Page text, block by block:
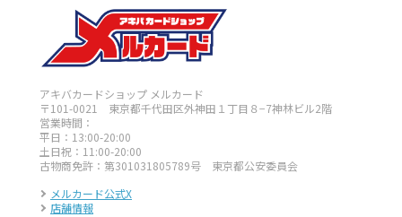
アキバカードショップ メルカード
〒101-0021 東京都千代田区外神田１丁目８−7神林ビル2階
営業時間：
平日：13:00-20:00
土日祝：11:00-20:00
古物商免許：第301031805789号 東京都公安委員会
メルカード公式X
店舗情報